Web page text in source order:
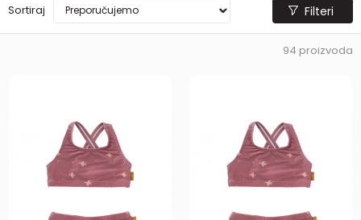
Sortiraj Filteri
94 proizvoda